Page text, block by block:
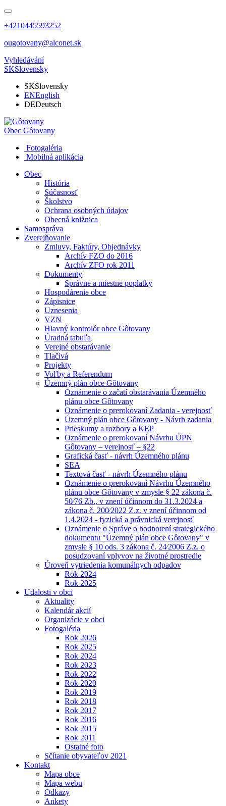
+4210445593252
ougotovany@alconet.sk
Vyhledávání
SKSlovensky
SKSlovensky
ENEnglish
DEDeutsch
Obec Gôtovany
Fotogaléria
Mobilná aplikácia
Obec
História
Súčasnosť
Školstvo
Ochrana osobných údajov
Obecná knižnica
Samospráva
Zverejňovanie
Zmluvy, Faktúry, Objednávky
Archív FZO do 2016
Archív ZFO rok 2011
Dokumenty
Správne a miestne poplatky
Hospodárenie obce
Zápisnice
Uznesenia
VZN
Hlavný kontrolór obce Gôtovany
Úradná tabuľa
Verejné obstarávanie
Tlačivá
Projekty
Voľby a Referendum
Územný plán obce Gôtovany
Oznámenie o začatí obstarávania Územného
plánu obce Gôtovany
Oznámenie o prerokovaní Zadania - verejnosť
Územný plán obce Gôtovany - Návrh zadania
Prieskumy a rozbory a KEP
Oznámenie o prerokovaní Návrhu ÚPN
Gôtovany – verejnosť – §22
Grafická časť - návrh Územného plánu
SEA
Textová časť - návrh Územného plánu
Oznámenie o prerokovaní Návrhu Územného
plánu obce Gôtovany v zmysle § 22 zákona č.
50⁄76 Zb., v znení účinnom do 31.3.2024 a
zákona č. 200⁄2022 Z.z. v znení účinnom od
1.4.2024 - fyzická a právnická verejnosť
Oznámenie o Správe o hodnotení strategického
dokumentu "Územný plán obce Gôtovany" v
zmysle § 10 ods. 3 zákona č. 24⁄2006 Z.z. o
posudzovaní vplyvov na životné prostredie
Úroveň vytriedenia komunálnych odpadov
Rok 2024
Rok 2025
Udalosti v obci
Aktuality
Kalendár akcií
Organizácie v obci
Fotogaléria
Rok 2026
Rok 2025
Rok 2024
Rok 2023
Rok 2022
Rok 2020
Rok 2019
Rok 2018
Rok 2017
Rok 2016
Rok 2015
Rok 2011
Ostatné foto
Sčítanie obyvateľov 2021
Kontakt
Mapa obce
Mapa webu
Odkazy
Ankety